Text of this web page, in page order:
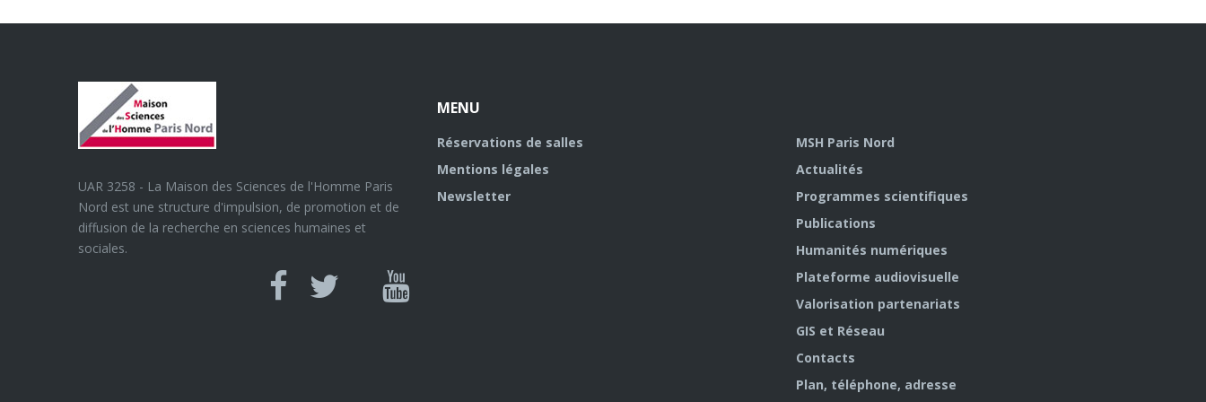
UAR 3258 - La Maison des Sciences de l'Homme Paris
Nord est une structure d'impulsion, de promotion et de
diffusion de la recherche en sciences humaines et
sociales.
Canal
MENU
Réservations de salles
Mentions légales
Newsletter
MSH Paris Nord
Actualités
Programmes scientifiques
Publications
Humanités numériques
Plateforme audiovisuelle
Valorisation partenariats
GIS et Réseau
Contacts
Plan, téléphone, adresse